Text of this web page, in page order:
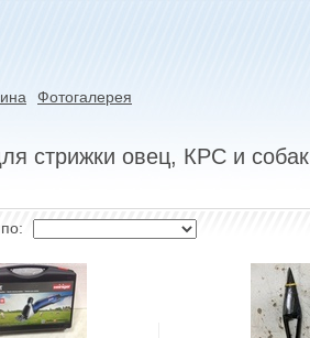
Фотогалерея
стрижки овец, КРС и собак